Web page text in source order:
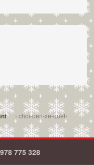
choi-ben-xe-quet-
775 328